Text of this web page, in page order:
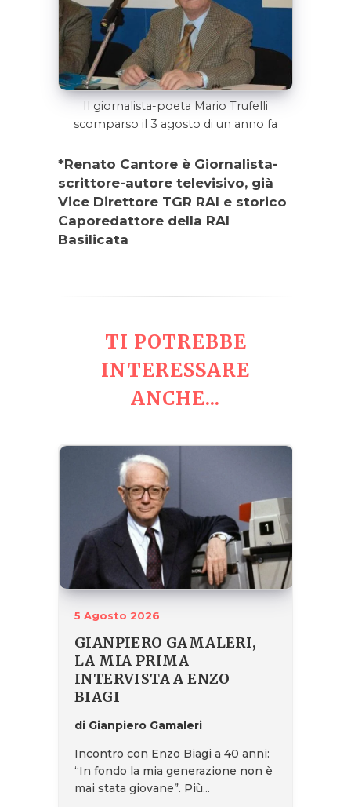
Il giornalista-poeta Mario Trufelli
scomparso il 3 agosto di un anno fa
*Renato Cantore è Giornalista-
scrittore-autore televisivo, già
Vice Direttore TGR RAI e storico
Caporedattore della RAI
Basilicata
TI POTREBBE
INTERESSARE
ANCHE...
5 Agosto 2026
GIANPIERO GAMALERI,
LA MIA PRIMA
INTERVISTA A ENZO
BIAGI
di Gianpiero Gamaleri
Incontro con Enzo Biagi a 40 anni:
“In fondo la mia generazione non è
mai stata giovane”. Più...